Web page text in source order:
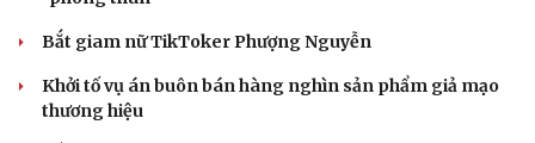
Bắt giam nữ TikToker Phượng Nguyễn
Khởi tố vụ án buôn bán hàng nghìn sản phẩm giả mạo
thương hiệu